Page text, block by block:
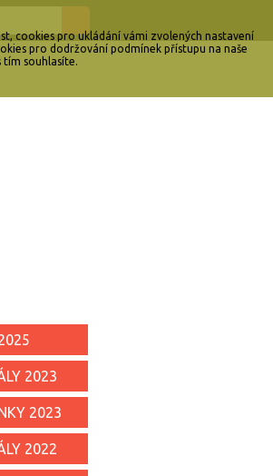
2023
2023
2022
cookies pro ukládání vámi zvolených nastavení
pro dodržování podmínek přístupu na naše
tím souhlasíte.